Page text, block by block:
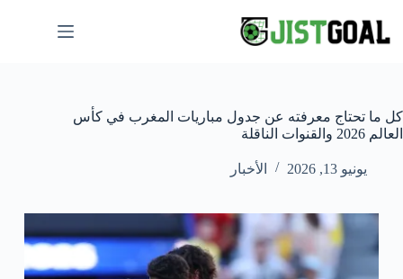
المحتوى
كل ما تحتاج معرفته عن جدول مباريات المغرب في كأس
العالم 2026 والقنوات الناقلة
يونيو 13, 2026 الأخبار